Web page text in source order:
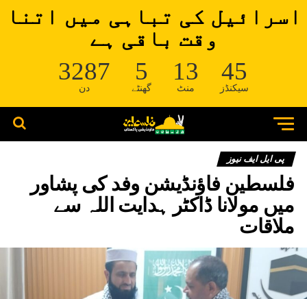
اسرائیل کی تباہی میں اتنا
وقت باقی ہے
3287
دن
5
گھنٹے
13
منٹ
45
سیکنڈز
پی ایل ایف نیوز
فلسطین فاؤنڈیشن وفد کی پشاور
میں مولانا ڈاکٹر ہدایت اللہ سے
ملاقات